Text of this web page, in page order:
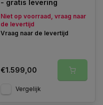
- gratis levering
Niet op voorraad, vraag naar
de levertijd
Vraag naar de levertijd
€1.599,00
Vergelijk